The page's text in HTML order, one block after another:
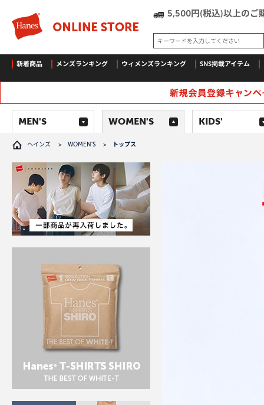
5,500円(税込)以上のご
キーワードを入力してください
新着商品 メンズランキング ウィメンズランキング SNS掲載アイテム
MEN'S WOMEN'S KIDS'
ヘインズ > WOMEN'S > トップス